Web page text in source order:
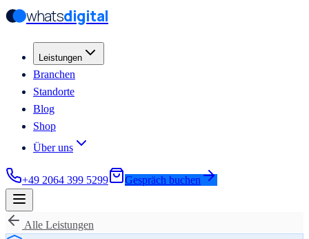
Zum Hauptinhalt springen
Zum Hauptinhalt springen
whatsdigital
Leistungen
Branchen
Standorte
Blog
Shop
Über uns
+49 2064 399 5299 Gespräch buchen
Alle Leistungen